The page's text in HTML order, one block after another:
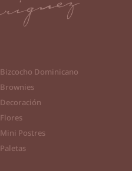
Bizcocho Dominicano
Brownies
Decoración
Flores
Mini Postres
Paletas